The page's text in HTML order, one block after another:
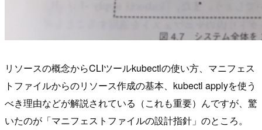
リソースの概念からCLIツールkubectlの使い方、マニフェス
トファイルからのリソース作成の基本、 kubectl applyを使う
べき理由などが解説されている（これも重要）んですが、驚
いたのが「マニフェストファイルの設計指針」のところ。